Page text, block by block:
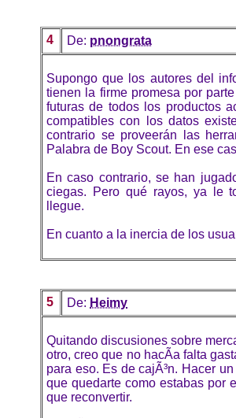
4 De: pnongrata
Supongo que los autores del
tienen la firme promesa por
futuras de todos los productos
compatibles con los datos
contrario se proveerán las
Palabra de Boy Scout. En ese
En caso contrario, se han
ciegas. Pero qué rayos, ya le
llegue.
En cuanto a la inercia de los
5 De: Heimy
Quitando discusiones sobre
otro, creo que no hacÃ­a falta
para eso. Es de cajÃ³n. Hacer
que quedarte como estabas por
que reconvertir.